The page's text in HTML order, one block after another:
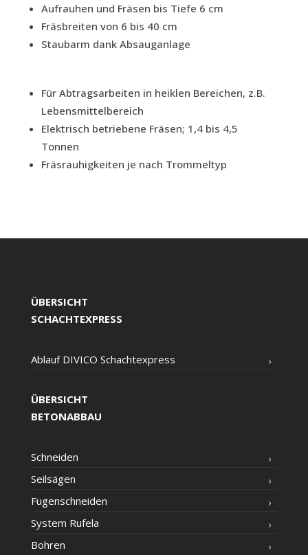
Auf­rau­hen und Frä­sen bis Tie­fe 6 cm
Fräs­brei­ten von 6 bis 40 cm
Staub­arm dank Absauganlage
Für Abtrags­ar­bei­ten in heik­len Berei­chen, z.B.
Lebensmittelbereich
Elek­trisch betrie­be­ne Frä­sen; 1,4 bis 4,5
Tonnen
Fräs­rau­hig­kei­ten je nach Trommeltyp
ÜBERSICHT
SCHACHTEXPRESS
Ablauf DIVICO Schachtexpress
ÜBERSICHT
BETONABBAU
Schnei­den
Seil­sä­gen
Fugen­schnei­den
Sys­tem Rufela
Boh­ren